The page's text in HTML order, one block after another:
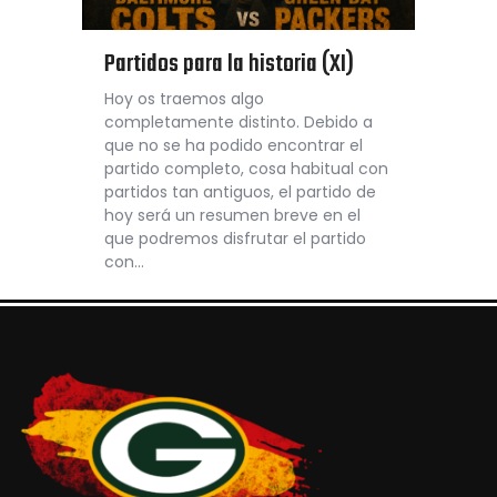
Partidos para la historia (XI)
Hoy os traemos algo
completamente distinto. Debido a
que no se ha podido encontrar el
partido completo, cosa habitual con
partidos tan antiguos, el partido de
hoy será un resumen breve en el
que podremos disfrutar el partido
con…